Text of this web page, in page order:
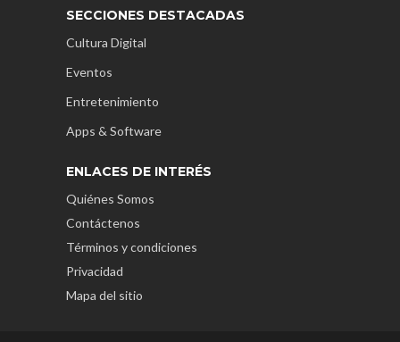
SECCIONES DESTACADAS
Cultura Digital
Eventos
Entretenimiento
Apps & Software
ENLACES DE INTERÉS
Quiénes Somos
Contáctenos
Términos y condiciones
Privacidad
Mapa del sitio